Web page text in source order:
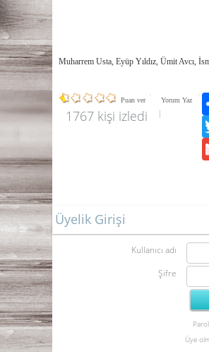
Muharrem Usta, Eyüp Yıldız, Ümit Avcı,
Puan ver Yorum Yaz
1767 kişi izledi
Üyelik Girişi
Kullanıcı adı
Şifre
Üye